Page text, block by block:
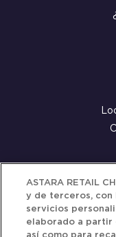
ASTARA RETAIL
y de terceros,
servicios
elaborado a partir